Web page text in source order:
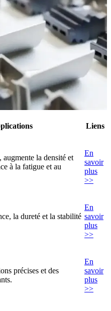
Liens
la densité et
à la fatigue et au
En
savoir
plus
>>
la dureté et la stabilité
En
savoir
plus
>>
précises et des
En
savoir
plus
>>